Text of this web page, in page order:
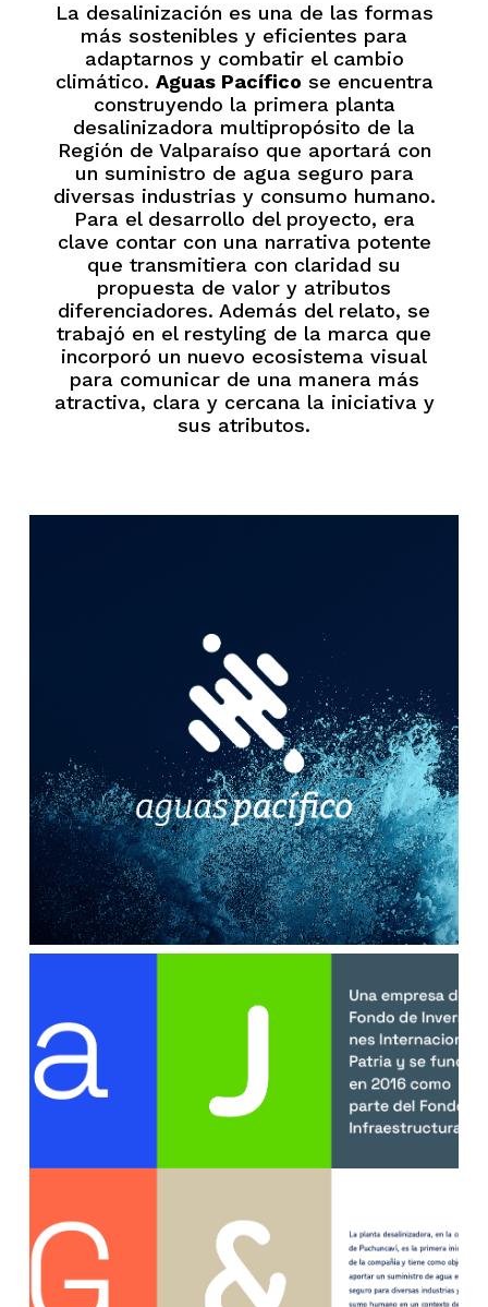
La desalinización es una de las formas
más sostenibles y eficientes para
adaptarnos y combatir el cambio
climático. Aguas Pacífico se encuentra
construyendo la primera planta
desalinizadora multipropósito de la
Región de Valparaíso que aportará con
un suministro de agua seguro para
diversas industrias y consumo humano.
Para el desarrollo del proyecto, era
clave contar con una narrativa potente
que transmitiera con claridad su
propuesta de valor y atributos
diferenciadores. Además del relato, se
trabajó en el restyling de la marca que
incorporó un nuevo ecosistema visual
para comunicar de una manera más
atractiva, clara y cercana la iniciativa y
sus atributos.